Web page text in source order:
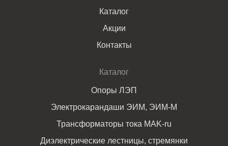
Каталог
Акции
Контакты
Каталог
Опоры ЛЭП
Электрокарандаши ЭИМ, ЭИМ-М
Трансформаторы тока MAK-ru
Диэлектрические лестницы, стремянки